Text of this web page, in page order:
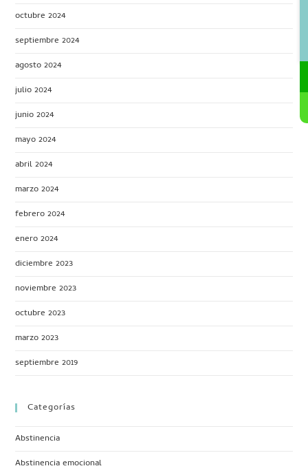
octubre 2024
septiembre 2024
agosto 2024
julio 2024
junio 2024
mayo 2024
abril 2024
marzo 2024
febrero 2024
enero 2024
diciembre 2023
noviembre 2023
octubre 2023
marzo 2023
septiembre 2019
Categorías
Abstinencia
Abstinencia emocional